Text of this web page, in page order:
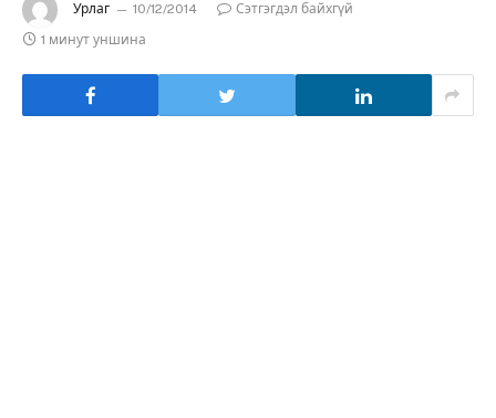
Урлаг 10/12/2014
Сэтгэгдэл байхгүй
1 минут уншина